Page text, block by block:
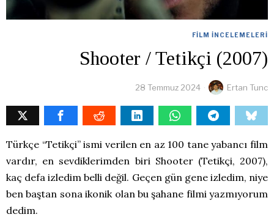
FILM İNCELEMELERI
Shooter / Tetikçi (2007)
28 Temmuz 2024 Ertan Tunc
Türkçe “Tetikçi” ismi verilen en az 100 tane yabancı film
vardır, en sevdiklerimden biri Shooter (Tetikçi, 2007),
kaç defa izledim belli değil. Geçen gün gene izledim, niye
ben baştan sona ikonik olan bu şahane filmi yazmıyorum
dedim.